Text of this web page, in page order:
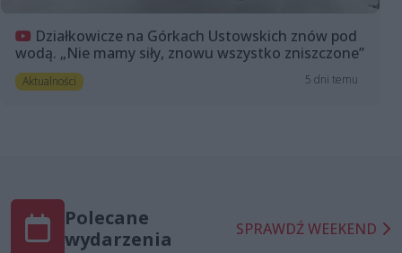
Działkowicze na Górkach Ustowskich znów pod
wodą. „Nie mamy siły, znowu wszystko zniszczone”
Aktualności 5 dni temu
Polecane
wydarzenia
SPRAWDŹ WEEKEND